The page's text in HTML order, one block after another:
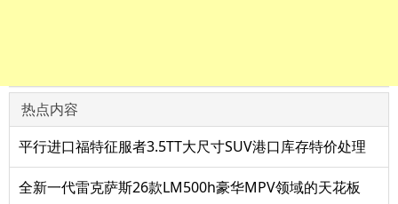
热点内容
平行进口福特征服者3.5TT大尺寸SUV港口库存特价处理
全新一代雷克萨斯26款LM500h豪华MPV领域的天花板